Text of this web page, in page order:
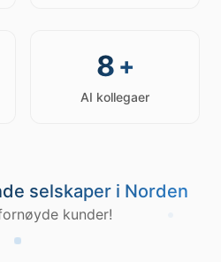
8 +
AI kollegaer
selskaper i Norden
kunder!